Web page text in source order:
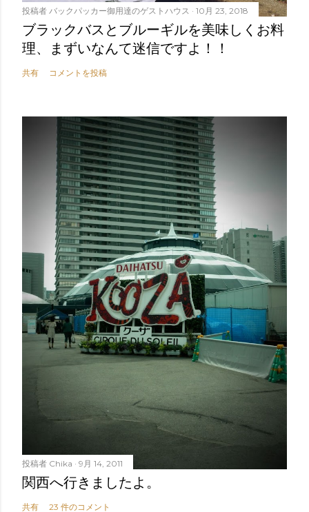
投稿者 バックパッカー御用達のゲストハウス 10月 23, 2018
ブラックバスとブルーギルを美味しくお料
理、まずいなんて迷信ですよ！！
共有 コメントを投稿
投稿者 Chika 9月 14, 2011
関西へ行きましたよ。
共有 23 件のコメント